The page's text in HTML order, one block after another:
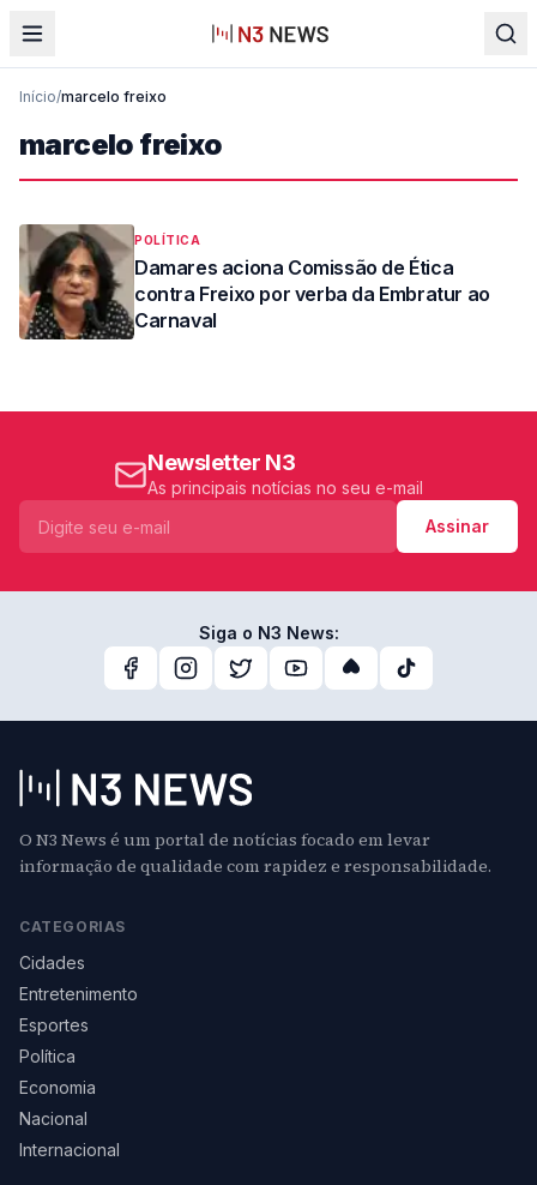
Início/marcelo freixo
marcelo freixo
POLÍTICA
Damares aciona Comissão de Ética
contra Freixo por verba da Embratur ao
Carnaval
Newsletter N3
As principais notícias no seu e-mail
Assinar
Siga o N3 News:
O N3 News é um portal de notícias focado em levar
informação de qualidade com rapidez e responsabilidade.
CATEGORIAS
Cidades
Entretenimento
Esportes
Política
Economia
Nacional
Internacional